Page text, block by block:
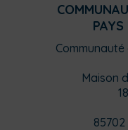
Maison